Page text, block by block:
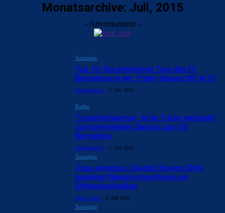
Monatsarchive: Juli, 2015
- Advertisement -
Sonstiges
Top 10: Die schönsten Tore des FC
Barcelona in der Triple-Saison 2014/15
Barcelonitis11 - 7. Juli 2015
Kader
Transferhammer: Arda Turan wechselt
zur kommenden Saison zum FC
Barcelona
Barcelonitis11 - 7. Juli 2015
Sonstiges
Copa América: Claudio Bravos Chile
bezwingt Messis Argentinien im
Elfmeterschießen
Barca_undso - 6. Juli 2015
Sonstiges